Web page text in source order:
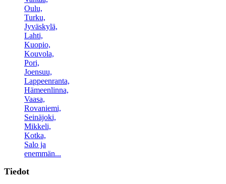
Oulu,
Turku,
Jyväskylä,
Lahti,
Kuopio,
Kouvola,
Pori,
Joensuu,
Lappeenranta,
Hämeenlinna,
Vaasa,
Rovaniemi,
Seinäjoki,
Mikkeli,
Kotka,
Salo ja
enemmän...
Tiedot